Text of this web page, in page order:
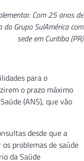
Com 25 anos de
Grupo SulAmérica com
sede em Curitiba (PR)
para o
o prazo máximo
(ANS), que vão
desde que a
problemas de saúde
da Saúde